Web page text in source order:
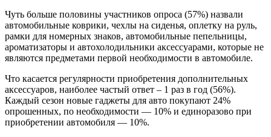
Чуть больше половины участников опроса (57%) назвали
автомобильные коврики, чехлы на сиденья, оплетку на руль,
рамки для номерных знаков, автомобильные пепельницы,
ароматизаторы и автохолодильники аксессуарами, которые не
являются предметами первой необходимости в автомобиле.
Что касается регулярности приобретения дополнительных
аксессуаров, наиболее частый ответ – 1 раз в год (56%).
Каждый сезон новые гаджеты для авто покупают 24%
опрошенных, по необходимости — 10% и единоразово при
приобретении автомобиля — 10%.